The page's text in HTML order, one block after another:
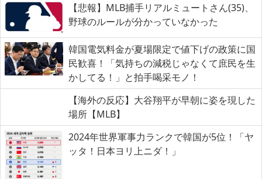
【悲報】MLB捕手リアルミュートさん(35)、
野球のルールが分かっていなかった
韓国電気料金が夏場限定で値下げの政策に国
民歓喜！「気持ちの減税じゃなくて庶民を生
かしてる！」と拍手喝采モノ！
【海外の反応】大谷翔平が早朝に姿を現した
場所【MLB】
2024年世界軍事力ランクで韓国が5位！「ヤ
ッタ！日本ヨリ上ニダ！」